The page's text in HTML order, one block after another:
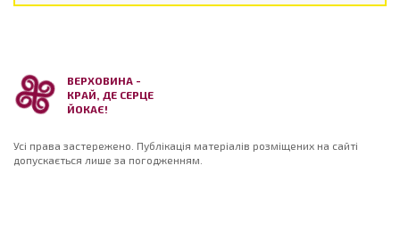
ВЕРХОВИНА -
КРАЙ, ДЕ СЕРЦЕ
ЙОКАЄ!
Усі права застережено. Публікація матеріалів розміщених на сайті
допускається лише за погодженням.